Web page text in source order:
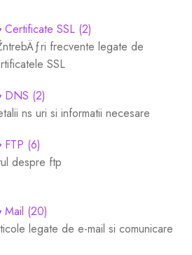
Certificate SSL (2)
frecvente legate de
SSL
DNS (2)
ns uri si informatii necesare
FTP (6)
despre ftp
Mail (20)
legate de e-mail si comunicare